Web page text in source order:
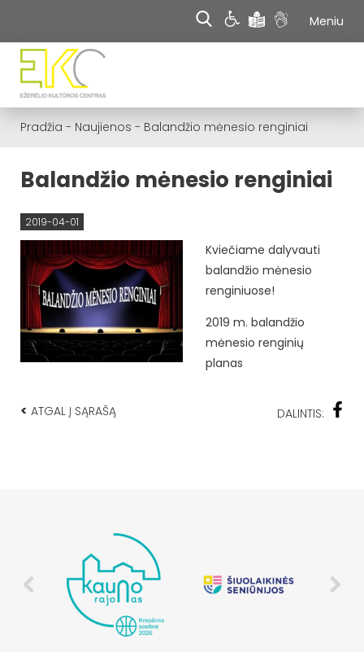
Meniu
Pradžia - Naujienos - Balandžio mėnesio renginiai
Balandžio mėnesio renginiai
2019-04-01
Kviečiame dalyvauti
balandžio mėnesio
renginiuose!
2019 m. balandžio
mėnesio renginių
planas
< ATGAL Į SĄRAŠĄ DALINTIS: